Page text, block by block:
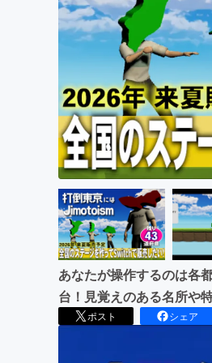
まちづく
あなたが操作するのは各
台！見覚えのある名所や
ポスト シェア